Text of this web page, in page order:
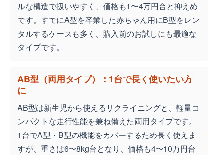
ルな構造で扱いやすく、価格も1〜4万円台と抑えめ
です。すでにA型を卒業した赤ちゃん用にB型をレン
タルするケースも多く、購入前のお試しにも最適な
タイプです。
AB型（両用タイプ）：1台で長く使いたい方
に
AB型は新生児から使えるリクライニングと、軽量コ
ンパクトな走行性能を兼ね備えた両用タイプです。
1台でA型・B型の機能をカバーするため長く使えま
すが、重さは6〜8kg台となり、価格も4〜10万円台